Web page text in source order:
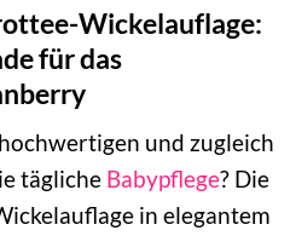
Wickelauflage:
für das
und zugleich
tägliche Babypflege? Die
in elegantem